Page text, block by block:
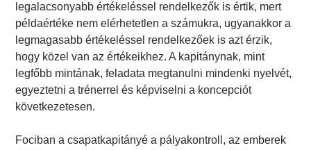
legalacsonyabb értékeléssel rendelkezők is értik, mert
példaértéke nem elérhetetlen a számukra, ugyanakkor a
legmagasabb értékeléssel rendelkezőek is azt érzik,
hogy közel van az értékeikhez. A kapitánynak, mint
legfőbb mintának, feladata megtanulni mindenki nyelvét,
egyeztetni a trénerrel és képviselni a koncepciót
következetesen.
Fociban a csapatkapitányé a pályakontroll, az emberek